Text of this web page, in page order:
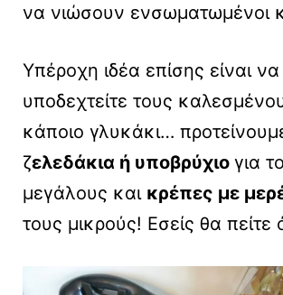
να νιώσουν ενσωματωμένοι
Υπέροχη ιδέα επίσης είναι να
υποδεχτείτε τους
κάποιο γλυκάκι…
ζελεδάκια ή υποβρύχιο για
μεγάλους και κρέπες με
τους μικρούς! Εσείς θα πείτε